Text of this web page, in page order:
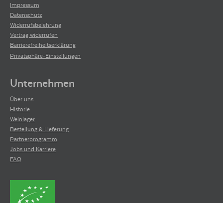
Impressum
Datenschutz
Widerrufsbelehrung
Vertrag widerrufen
Barrierefreiheitserklärung
Privatsphäre-Einstellungen
Unternehmen
Über uns
Historie
Weinlager
Bestellung & Lieferung
Partnerprogramm
Jobs und Karriere
FAQ